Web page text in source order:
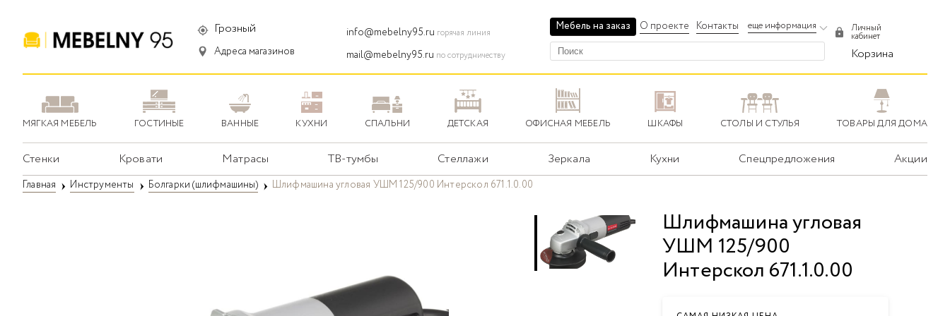
Грозный
Адреса магазинов
info@mebelny95.ru горячая линия
mail@mebelny95.ru по сотрудничеству
Мебель на заказ О проекте Контакты еще информация Личный
кабинет
Корзина
МЯГКАЯ МЕБЕЛЬ ГОСТИНЫЕ ВАННЫЕ КУХНИ СПАЛЬНИ ДЕТСКАЯ ОФИСНАЯ МЕБЕЛЬ ШКАФЫ СТОЛЫ И СТУЛЬЯ ТОВАРЫ ДЛЯ ДОМА
Стенки Кровати Матрасы ТВ-тумбы Стеллажи Зеркала Кухни Спецпредложения Акции
Главная Инструменты Болгарки (шлифмашины) Шлифмашина угловая УШМ 125/900 Интерскол 671.1.0.00
Шлифмашина угловая
УШМ 125/900
Интерскол 671.1.0.00